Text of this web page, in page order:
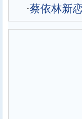
·蔡依林新